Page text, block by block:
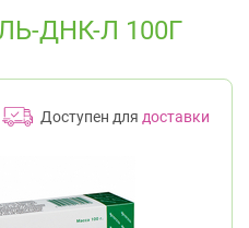
ДНК-Л 100Г
Доступен для доставки